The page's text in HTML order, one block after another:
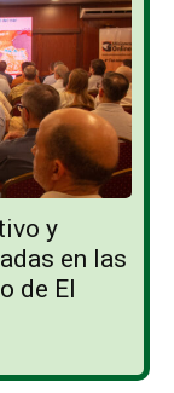
y
en las
de El